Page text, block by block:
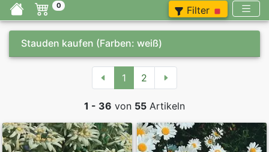
0 Filter
Stauden kaufen (Farben: weiß)
1 2
1 - 36 von 55 Artikeln